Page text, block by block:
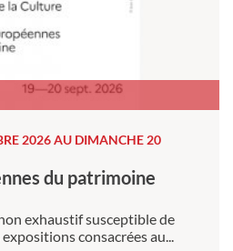
2026 AU DIMANCHE 20
du patrimoine
exhaustif susceptible de
consacrées au...